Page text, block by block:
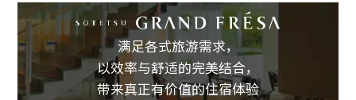
满足各式旅游需求，
以效率与舒适的完美结合，
带来真正有价值的住宿体验